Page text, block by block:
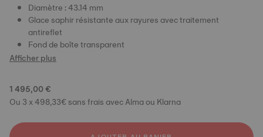
Diamètre : 43.14 mm
Glace saphir résistante aux rayures avec traitement
antireflet
Fond de boîte transparent
Afficher plus
1 495,00 €
Ou 3 x 498,33€ sans frais avec Alma ou Klarna